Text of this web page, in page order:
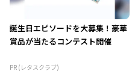
誕生日エピソードを大募集！豪華
賞品が当たるコンテスト開催
PR (レタスクラブ)